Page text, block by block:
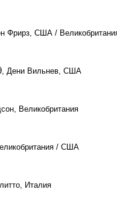
Фрирз, США /
, Дени Вильнев, США
Великобритания
/ США
Италия